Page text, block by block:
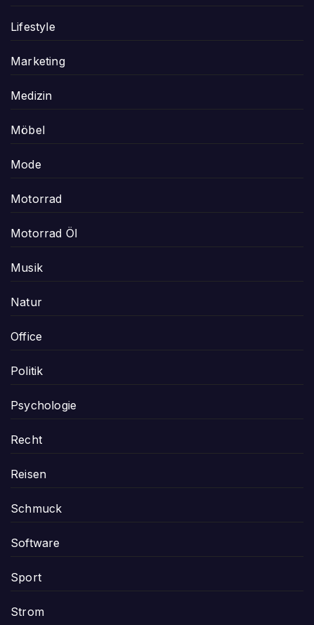
Lifestyle
Marketing
Medizin
Möbel
Mode
Motorrad
Motorrad Öl
Musik
Natur
Office
Politik
Psychologie
Recht
Reisen
Schmuck
Software
Sport
Strom